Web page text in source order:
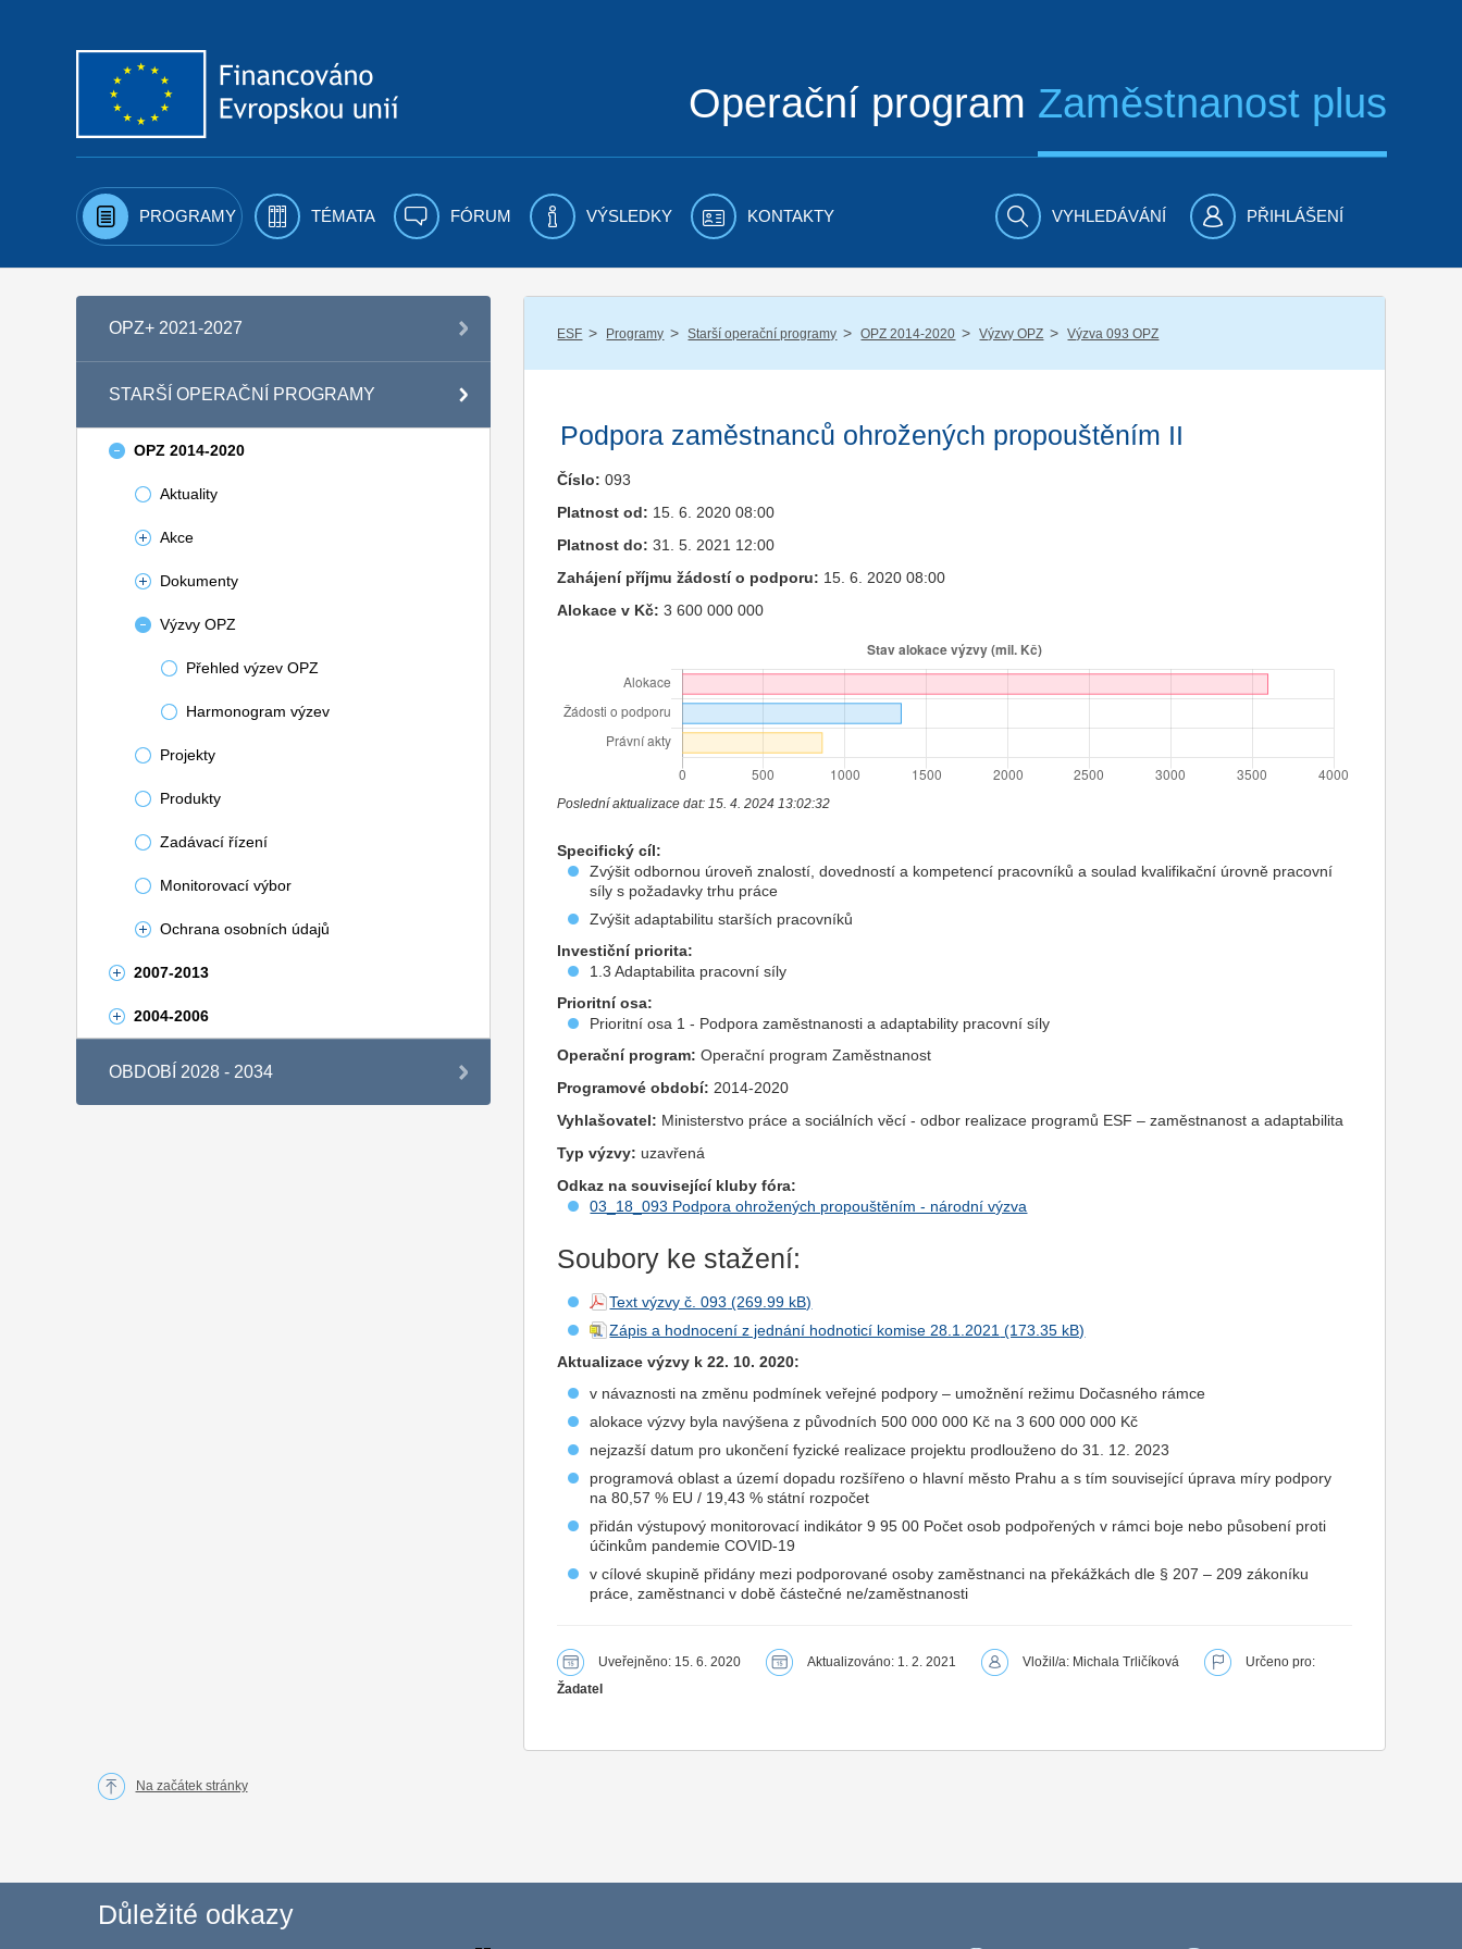
Operační program Zaměstnanost plus
PROGRAMY TÉMATA FÓRUM VÝSLEDKY KONTAKTY VYHLEDÁVÁNÍ PŘIHLÁŠENÍ
OPZ+ 2021-2027
STARŠÍ OPERAČNÍ PROGRAMY
OPZ 2014-2020
Aktuality
Akce
Dokumenty
Výzvy OPZ
Přehled výzev OPZ
Harmonogram výzev
Projekty
Produkty
Zadávací řízení
Monitorovací výbor
Ochrana osobních údajů
2007-2013
2004-2006
OBDOBÍ 2028 - 2034
ESF / Programy / Starší operační programy / OPZ 2014-2020 / Výzvy OPZ / Výzva 093 OPZ
Podpora zaměstnanců ohrožených propouštěním II
Číslo: 093
Platnost od: 15. 6. 2020 08:00
Platnost do: 31. 5. 2021 12:00
Zahájení příjmu žádostí o podporu: 15. 6. 2020 08:00
Alokace v Kč: 3 600 000 000
Poslední aktualizace dat: 15. 4. 2024 13:02:32
Specifický cíl:
Zvýšit odbornou úroveň znalostí, dovedností a kompetencí pracovníků a soulad kvalifikační úrovně pracovní
síly s požadavky trhu práce
Zvýšit adaptabilitu starších pracovníků
Investiční priorita:
1.3 Adaptabilita pracovní síly
Prioritní osa:
Prioritní osa 1 - Podpora zaměstnanosti a adaptability pracovní síly
Operační program: Operační program Zaměstnanost
Programové období: 2014-2020
Vyhlašovatel: Ministerstvo práce a sociálních věcí - odbor realizace programů ESF – zaměstnanost a adaptabilita
Typ výzvy: uzavřená
Odkaz na související kluby fóra:
03_18_093 Podpora ohrožených propouštěním - národní výzva
Soubory ke stažení:
Text výzvy č. 093
Zápis a hodnocení z jednání hodnoticí komise 28.1.2021
Aktualizace výzvy k 22. 10. 2020:
v návaznosti na změnu podmínek veřejné podpory – umožnění režimu Dočasného rámce
alokace výzvy byla navýšena z původních 500 000 000 Kč na 3 600 000 000 Kč
nejzazší datum pro ukončení fyzické realizace projektu prodlouženo do 31. 12. 2023
programová oblast a území dopadu rozšířeno o hlavní město Prahu a s tím související úprava míry podpory
na 80,57 % EU / 19,43 % státní rozpočet
přidán výstupový monitorovací indikátor 9 95 00 Počet osob podpořených v rámci boje nebo působení proti
účinkům pandemie COVID-19
v cílové skupině přidány mezi podporované osoby zaměstnanci na překážkách dle § 207 – 209 zákoníku
práce, zaměstnanci v době částečné ne/zaměstnanosti
Uveřejněno: 15. 6. 2020 Aktualizováno: 1. 2. 2021 Vložil/a: Michala Trličíková
Určeno pro:
Žadatel
Na začátek stránky
Důležité odkazy